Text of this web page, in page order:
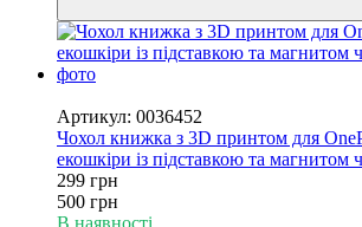
Артикул: 0036452
Чохол книжка з 3D принтом для
екошкіри із підставкою та магнитом
299 грн
500 грн
В наявності